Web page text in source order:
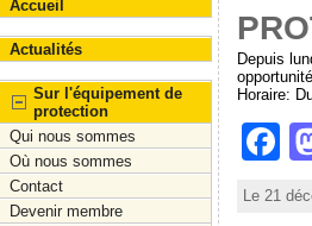
Accueil
Actualités
Sur l'équipement de
protection
Qui nous sommes
Où nous sommes
Contact
Devenir membre
Depuis
Horaire:
F
a
Le 21